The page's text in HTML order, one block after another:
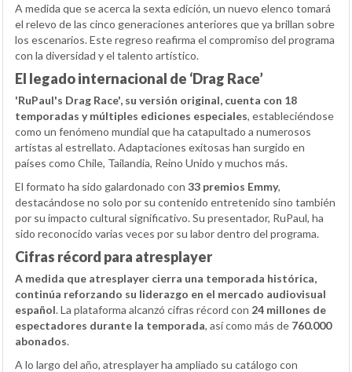
A medida que se acerca la sexta edición, un nuevo elenco tomará
el relevo de las cinco generaciones anteriores que ya brillan sobre
los escenarios. Este regreso reafirma el compromiso del programa
con la diversidad y el talento artístico.
El legado internacional de ‘Drag Race’
'RuPaul's Drag Race', su versión original, cuenta con 18
temporadas y múltiples ediciones especiales, estableciéndose
como un fenómeno mundial que ha catapultado a numerosos
artistas al estrellato. Adaptaciones exitosas han surgido en
países como Chile, Tailandia, Reino Unido y muchos más.
El formato ha sido galardonado con 33 premios Emmy,
destacándose no solo por su contenido entretenido sino también
por su impacto cultural significativo. Su presentador, RuPaul, ha
sido reconocido varias veces por su labor dentro del programa.
Cifras récord para atresplayer
A medida que atresplayer cierra una temporada histórica,
continúa reforzando su liderazgo en el mercado audiovisual
español. La plataforma alcanzó cifras récord con 24 millones de
espectadores durante la temporada, así como más de 760.000
abonados.
A lo largo del año, atresplayer ha ampliado su catálogo con